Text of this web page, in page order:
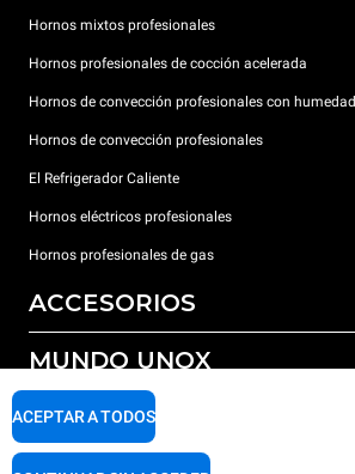
Hornos mixtos profesionales
Hornos profesionales de cocción acelerada
Hornos de convección profesionales con humedad
Hornos de convección profesionales
El Refrigerador Caliente
Hornos eléctricos profesionales
Hornos profesionales de gas
ACCESORIOS
Todos los accesorios
Detergentes para lavado automático
Detergentes para lavado manual
MUNDO UNOX
Nuestras sedes en el mundo
SOPORTE
ACEPTAR A TODOS